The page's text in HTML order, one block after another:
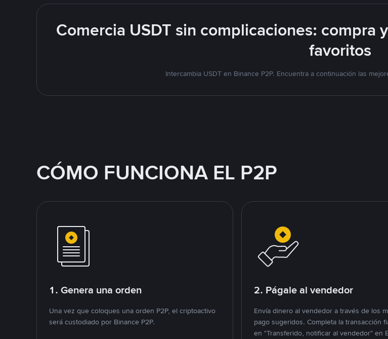
Comercia USDT sin complicaciones: compra
favoritos
Intercambia USDT en Binance P2P. Encuentra a continuación las
CÓMO FUNCIONA EL P2P
1. Genera una orden
Una vez que coloques una orden P2P, el criptoactivo
será custodiado por Binance P2P.
2. Págale al vendedor
Envía dinero al vendedor a través de los
pago sugeridos. Completa la transacción
en "Transferido, notificar al vendedor" en